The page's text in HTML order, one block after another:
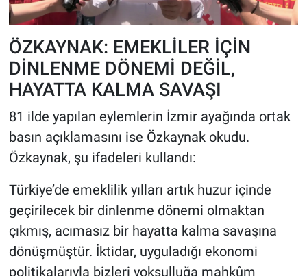
ÖZKAYNAK: EMEKLİLER İÇİN
DİNLENME DÖNEMİ DEĞİL,
HAYATTA KALMA SAVAŞI
81 ilde yapılan eylemlerin İzmir ayağında ortak
basın açıklamasını ise Özkaynak okudu.
Özkaynak, şu ifadeleri kullandı:
Türkiye’de emeklilik yılları artık huzur içinde
geçirilecek bir dinlenme dönemi olmaktan
çıkmış, acımasız bir hayatta kalma savaşına
dönüşmüştür. İktidar, uyguladığı ekonomi
politikalarıyla bizleri yoksulluğa mahkûm